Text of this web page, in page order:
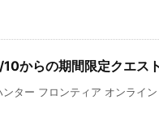
からの期間限定クエスト
ンター フロンティア オンライ